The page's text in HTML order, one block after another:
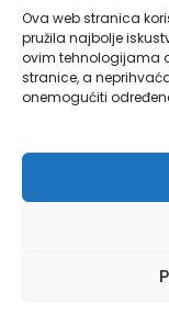
Ova web stranica
pružila najbolje
ovim tehnologijama
stranice, a
onemogućiti
Duhovna